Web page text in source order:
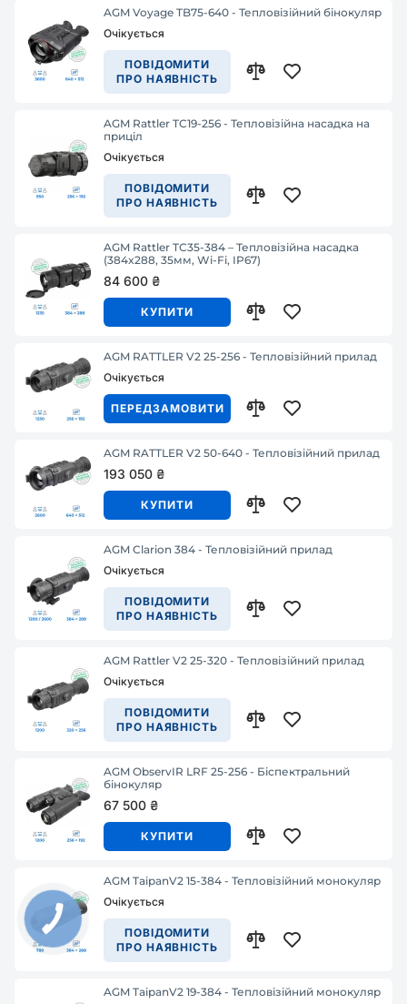
AGM Voyage TB75-640 - Тепловізійний бінокуляр
Очікується
ПОВІДОМИТИ
ПРО НАЯВНІСТЬ
AGM Rattler TC19-256 - Тепловізійна насадка на
приціл
Очікується
ПОВІДОМИТИ
ПРО НАЯВНІСТЬ
AGM Rattler TC35-384 – Тепловізійна насадка
(384x288, 35мм, Wi-Fi, IP67)
84 600 ₴
КУПИТИ
AGM RATTLER V2 25-256 - Тепловізійний прилад
Очікується
ПЕРЕДЗАМОВИТИ
AGM RATTLER V2 50-640 - Тепловізійний прилад
193 050 ₴
КУПИТИ
AGM Clarion 384 - Тепловізійний прилад
Очікується
ПОВІДОМИТИ
ПРО НАЯВНІСТЬ
AGM Rattler V2 25-320 - Тепловізійний прилад
Очікується
ПОВІДОМИТИ
ПРО НАЯВНІСТЬ
AGM ObservIR LRF 25-256 - Біспектральний
бінокуляр
67 500 ₴
КУПИТИ
AGM TaipanV2 15-384 - Тепловізійний монокуляр
Очікується
ПОВІДОМИТИ
ПРО НАЯВНІСТЬ
AGM TaipanV2 19-384 - Тепловізійний монокуляр